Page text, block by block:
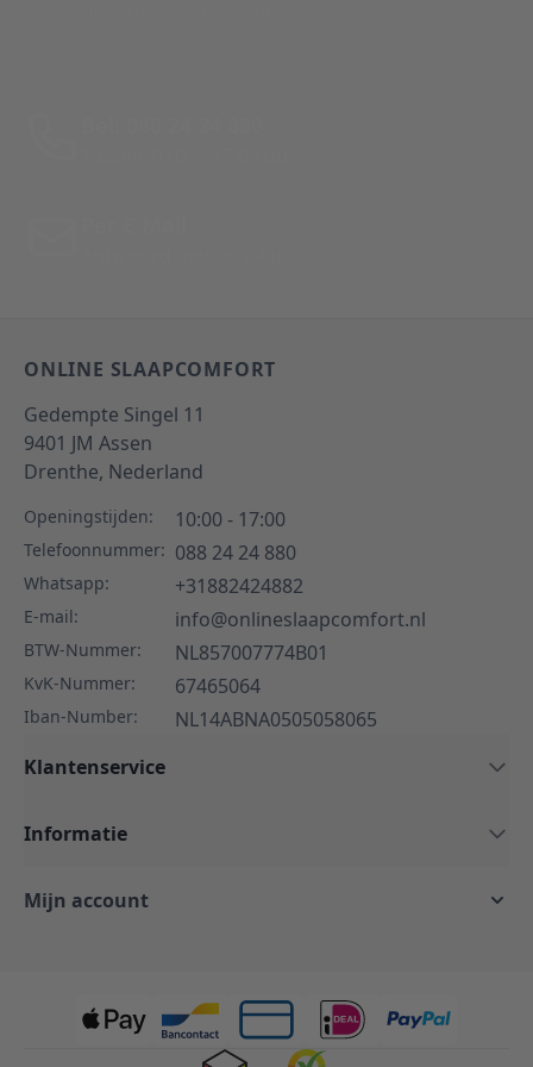
ONLINE SLAAPCOMFORT
Gedempte Singel 11
9401 JM Assen
Drenthe, Nederland
Openingstijden: 10:00 - 17:00
Telefoonnummer: 088 24 24 880
Whatsapp: +31882424882
E-mail: info@onlineslaapcomfort.nl
BTW-Nummer: NL857007774B01
KvK-Nummer: 67465064
Iban-Number:
NL14ABNA0505058065
Klantenservice
Informatie
Mijn account